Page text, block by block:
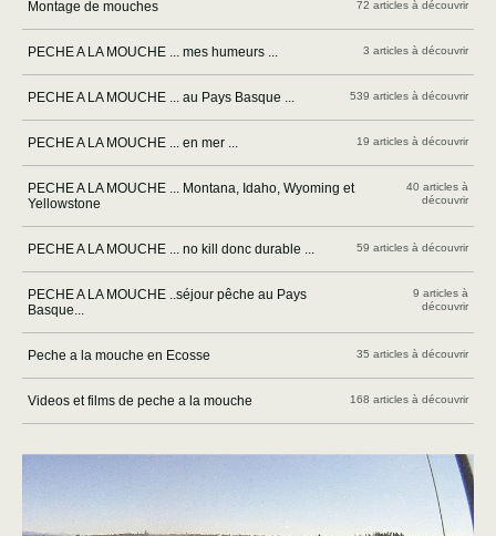
Montage de mouches 72 articles à découvrir
PECHE A LA MOUCHE ... mes humeurs ... 3 articles à découvrir
PECHE A LA MOUCHE ... au Pays Basque ... 539 articles à découvrir
PECHE A LA MOUCHE ... en mer ... 19 articles à découvrir
PECHE A LA MOUCHE ... Montana, Idaho, Wyoming et
Yellowstone
40 articles à
découvrir
PECHE A LA MOUCHE ... no kill donc durable ... 59 articles à découvrir
PECHE A LA MOUCHE ..séjour pêche au Pays
Basque...
9 articles à
découvrir
Peche a la mouche en Ecosse 35 articles à découvrir
Videos et films de peche a la mouche 168 articles à découvrir